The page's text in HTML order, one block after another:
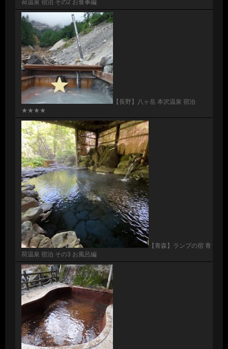
荷温泉 宿泊 その2 お食事編
【長野】八ヶ岳 本沢温泉 宿泊
★★★★
【青森】ランプの宿 青
荷温泉 宿泊 その3 お風呂編